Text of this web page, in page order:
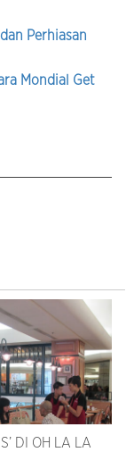
Perhiasan
Mondial Get
DI OH LA LA